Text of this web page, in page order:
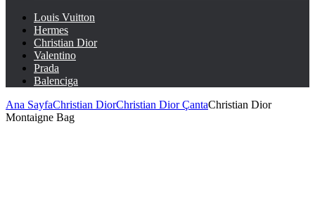
Louis Vuitton
Hermes
Christian Dior
Valentino
Prada
Balenciga
Ana SayfaChristian DiorChristian Dior ÇantaChristian Dior
Montaigne Bag